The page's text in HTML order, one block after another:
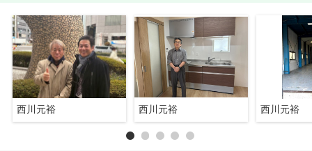
西川元裕 西川元裕 西川元裕